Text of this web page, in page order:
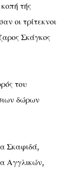
τής
οι τρίτεκνοι
Σκάγκος
του
δώρων
Σκαφιδά,
Αγγλικών,